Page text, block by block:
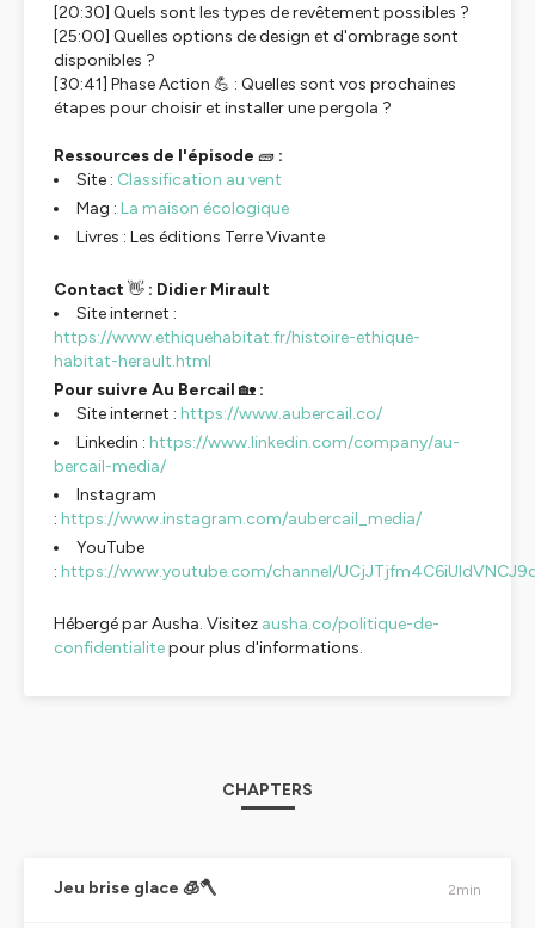
[20:30] Quels sont les types de revêtement possibles ?
[25:00] Quelles options de design et d'ombrage sont
disponibles ?
[30:41] Phase Action 💪 : Quelles sont vos prochaines
étapes pour choisir et installer une pergola ?
Ressources de l'épisode 🧱 :
Site : Classification au vent
Mag : La maison écologique
Livres : Les éditions Terre Vivante
Contact👋 : Didier Mirault
Site internet :
https://www.ethiquehabitat.fr/histoire-ethique-
habitat-herault.html
Pour suivre Au Bercail 🏡 :
Site internet : https://www.aubercail.co/
Linkedin : https://www.linkedin.com/company/au-
bercail-media/
Instagram
: https://www.instagram.com/aubercail_media/
YouTube
: https://www.youtube.com/channel/
Hébergé par Ausha. Visitez ausha.co/politique-de-
confidentialitepour plus d'informations.
CHAPTERS
Jeu brise glace 🧊🪓 2min